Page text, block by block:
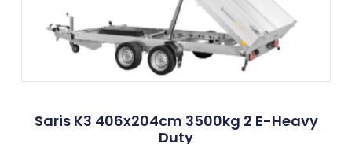
Saris K3 406x204cm 3500kg 2 E-Heavy
Duty